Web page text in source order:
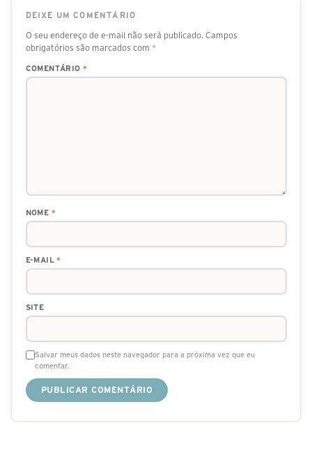
DEIXE UM COMENTÁRIO
O seu endereço de e-mail não será publicado. Campos
obrigatórios são marcados com *
COMENTÁRIO *
NOME *
E-MAIL*
SITE
Salvar meus dados neste navegador para a próxima vez que eu
comentar.